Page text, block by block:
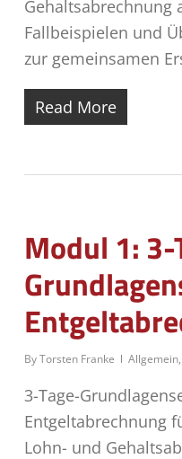
Gehaltsabrechnung
Fallbeispielen und
zur gemeinsamen
Read More
Modul 1: 3-
ByTorsten Franke Allgemein,
3-Tage-
Entgeltabrechnung
Lohn- und